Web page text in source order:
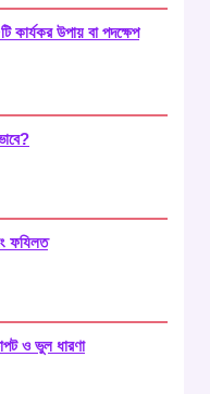
উপায় বা পদক্ষেপ
ফযিলত
ও ভুল ধারণা